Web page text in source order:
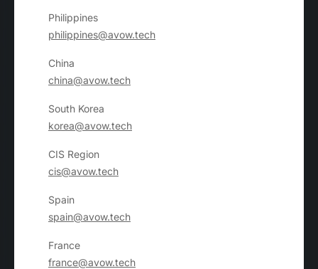
Philippines
philippines@avow.tech
China
china@avow.tech
South Korea
korea@avow.tech
CIS Region
cis@avow.tech
Spain
spain@avow.tech
France
france@avow.tech